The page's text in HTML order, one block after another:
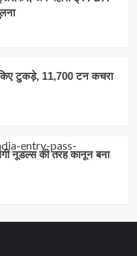
टुकड़े, 11,700 टन कचरा
नूडल्स की तरह कानून बना